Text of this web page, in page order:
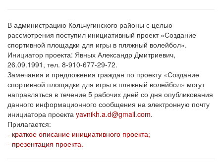
В администрацию Кольчугинского районы с целью
рассмотрения поступил инициативный проект «Создание
спортивной площадки для игры в пляжный волейбол».
Инициатор проекта: Явных Александр Дмитриевич,
26.09.1991, тел. 8-910-677-29-72.
Замечания и предложения граждан по проекту «Создание
спортивной площадки для игры в пляжный волейбол» могут
направляться в течение 5 рабочих дней со дня опубликования
данного информационного сообщения на электронную почту
инициатора проекта yavnikh.a.d@gmail.com.
Прилагается:
- краткое описание инициативного проекта;
- презентация проекта.